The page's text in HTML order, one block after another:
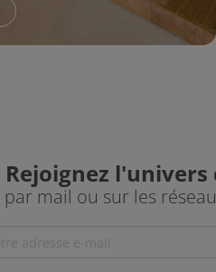
Rejoignez l'univers
par mail ou sur les